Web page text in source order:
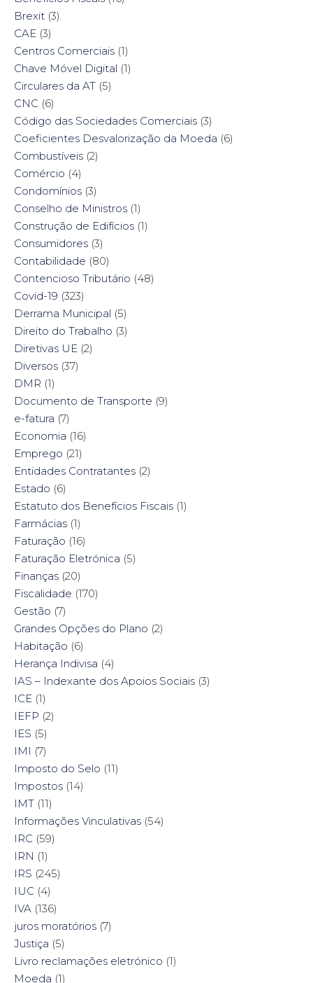
Brexit (3)
CAE (3)
Centros Comerciais (1)
Chave Móvel Digital (1)
Circulares da AT (5)
CNC (6)
Código das Sociedades Comerciais (3)
Coeficientes Desvalorização da Moeda (6)
Combustíveis (2)
Comércio (4)
Condomínios (3)
Conselho de Ministros (1)
Construção de Edifícios (1)
Consumidores (3)
Contabilidade (80)
Contencioso Tributário (48)
Covid-19 (323)
Derrama Municipal (5)
Direito do Trabalho (3)
Diretivas UE (2)
Diversos (37)
DMR (1)
Documento de Transporte (9)
e-fatura (7)
Economia (16)
Emprego (21)
Entidades Contratantes (2)
Estado (6)
Estatuto dos Benefícios Fiscais (1)
Farmácias (1)
Faturação (16)
Faturação Eletrónica (5)
Finanças (20)
Fiscalidade (170)
Gestão (7)
Grandes Opções do Plano (2)
Habitação (6)
Herança Indivisa (4)
IAS – Indexante dos Apoios Sociais (3)
ICE (1)
IEFP (2)
IES (5)
IMI (7)
Imposto do Selo (11)
Impostos (14)
IMT (11)
Informações Vinculativas (54)
IRC (59)
IRN (1)
IRS (245)
IUC (4)
IVA (136)
juros moratórios (7)
Justiça (5)
Livro reclamações eletrónico (1)
Moeda (1)